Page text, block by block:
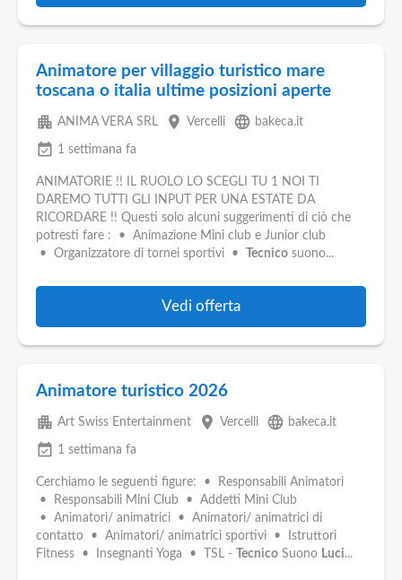
Animatore per villaggio turistico mare
toscana o italia ultime posizioni aperte
apartment ANIMA VERA SRL place Vercelli language bakeca.it
event_available 1 settimana fa
ANIMATORIE !! IL RUOLO LO SCEGLI TU 1 NOI TI
DAREMO TUTTI GLI INPUT PER UNA ESTATE DA
RICORDARE !! Questi solo alcuni suggerimenti di ciò che
potresti fare : • Animazione Mini club e Junior club
• Organizzatore di tornei sportivi •
Tecnico suono...
Vedi offerta
Animatore turistico 2026
apartment Art Swiss Entertainment place Vercelli language bakeca.it
event_available 1 settimana fa
Cerchiamo le seguenti figure: • Responsabili Animatori
• Responsabili Mini Club • Addetti Mini Club
• Animatori/ animatrici • Animatori/ animatrici di
contatto • Animatori/ animatrici sportivi • Istruttori
Fitness • Insegnanti Yoga • TSL -
Tecnico Suono Luci...